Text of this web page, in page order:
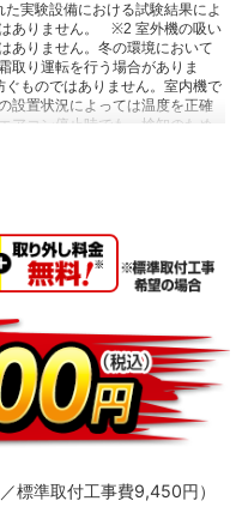
実験設備における試験結果によ
ありません。
※2 室外機の吸い
ありません。冬の環境において
取り運転を行う場合がありま
ものではありません。室内機で
設置状況によっては温度を正確
アコン停止時でも、検知のため
標準取付工事費9,450円）